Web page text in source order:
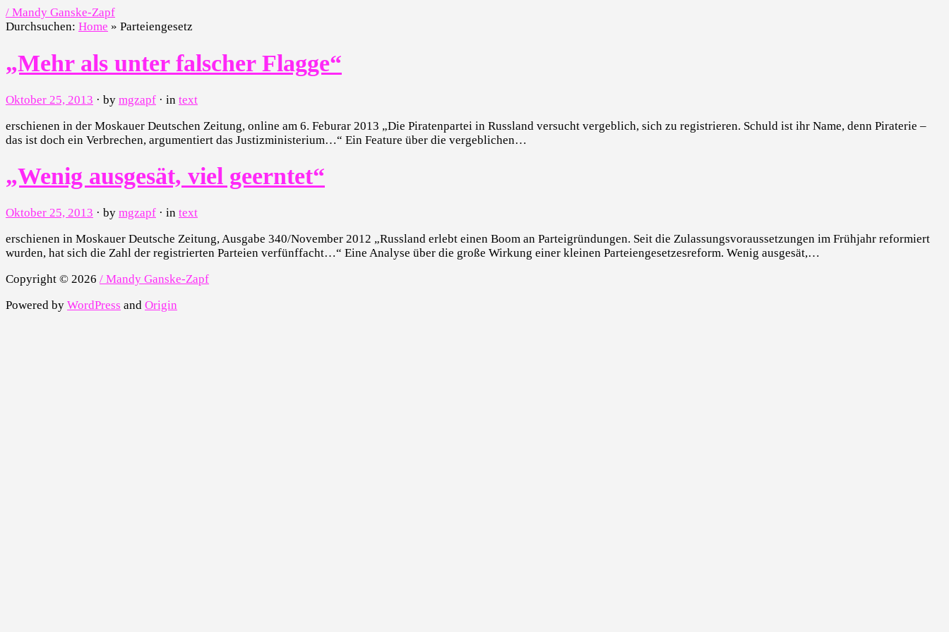
/ Mandy Ganske-Zapf
Durchsuchen: Home » Parteiengesetz
„Mehr als unter falscher Flagge“
Oktober 25, 2013 · by mgzapf · in text
erschienen in der Moskauer Deutschen Zeitung, online am 6. Feburar 2013 „Die Piratenpartei in Russland versucht vergeblich, sich zu registrieren. Schuld ist ihr Name, denn Piraterie –
das ist doch ein Verbrechen, argumentiert das Justizministerium…“ Ein Feature über die vergeblichen…
„Wenig ausgesät, viel geerntet“
Oktober 25, 2013 · by mgzapf · in text
erschienen in Moskauer Deutsche Zeitung, Ausgabe 340/November 2012 „Russland erlebt einen Boom an Parteigründungen. Seit die Zulassungsvoraussetzungen im Frühjahr reformiert
wurden, hat sich die Zahl der registrierten Parteien verfünffacht…“ Eine Analyse über die große Wirkung einer kleinen Parteiengesetzesreform. Wenig ausgesät,…
Copyright © 2026 / Mandy Ganske-Zapf
Powered by WordPress and Origin